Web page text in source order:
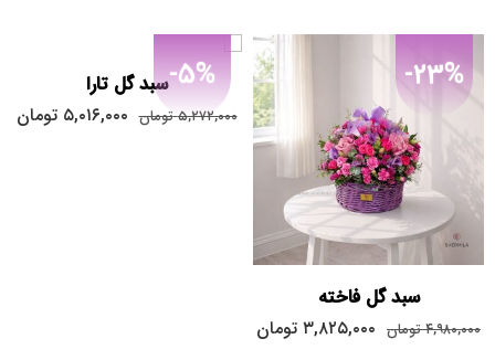
-23%
سبد گل فاخته
۴,۹۸۰,۰۰۰ تومان ۳,۸۲۵,۰۰۰ تومان
-5%سبد گل تارا
۵,۲۷۲,۰۰۰ تومان ۵,۰۱۶,۰۰۰ تومان